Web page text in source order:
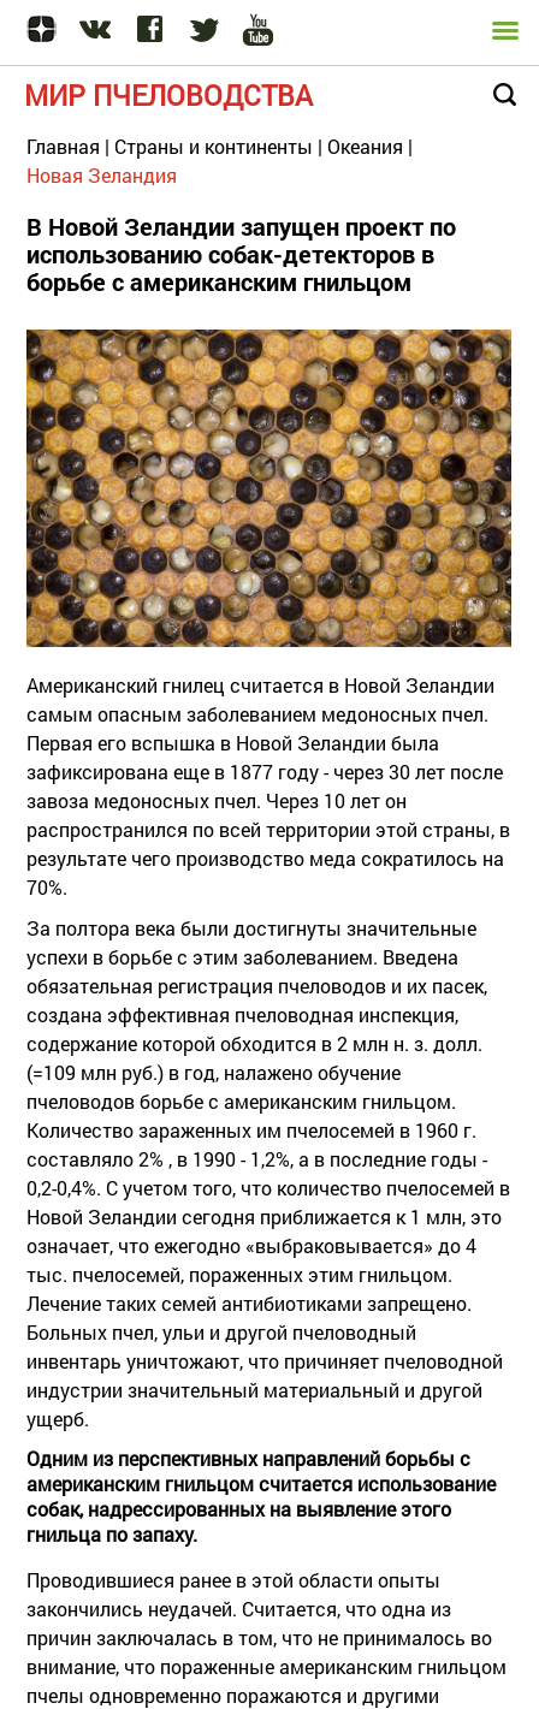
МИР ПЧЕЛОВОДСТВА
Главная | Страны и континенты | Океания |
Новая Зеландия
В Новой Зеландии запущен проект по
использованию собак-детекторов в
борьбе с американским гнильцом
Американский гнилец считается в Новой Зеландии
самым опасным заболеванием медоносных пчел.
Первая его вспышка в Новой Зеландии была
зафиксирована еще в 1877 году - через 30 лет после
завоза медоносных пчел. Через 10 лет он
распространился по всей территории этой страны, в
результате чего производство меда сократилось на
70%.
За полтора века были достигнуты значительные
успехи в борьбе с этим заболеванием. Введена
обязательная регистрация пчеловодов и их пасек,
создана эффективная пчеловодная инспекция,
содержание которой обходится в 2 млн н. з. долл.
(=109 млн руб.) в год, налажено обучение
пчеловодов борьбе с американским гнильцом.
Количество зараженных им пчелосемей в 1960 г.
составляло 2% , в 1990 - 1,2%, а в последние годы -
0,2-0,4%. С учетом того, что количество пчелосемей в
Новой Зеландии сегодня приближается к 1 млн, это
означает, что ежегодно «выбраковывается» до 4
тыс. пчелосемей, пораженных этим гнильцом.
Лечение таких семей антибиотиками запрещено.
Больных пчел, ульи и другой пчеловодный
инвентарь уничтожают, что причиняет пчеловодной
индустрии значительный материальный и другой
ущерб.
Одним из перспективных направлений борьбы с
американским гнильцом считается использование
собак, надрессированных на выявление этого
гнильца по запаху.
Проводившиеся ранее в этой области опыты
закончились неудачей. Считается, что одна из
причин заключалась в том, что не принималось во
внимание, что пораженные американским гнильцом
пчелы одновременно поражаются и другими